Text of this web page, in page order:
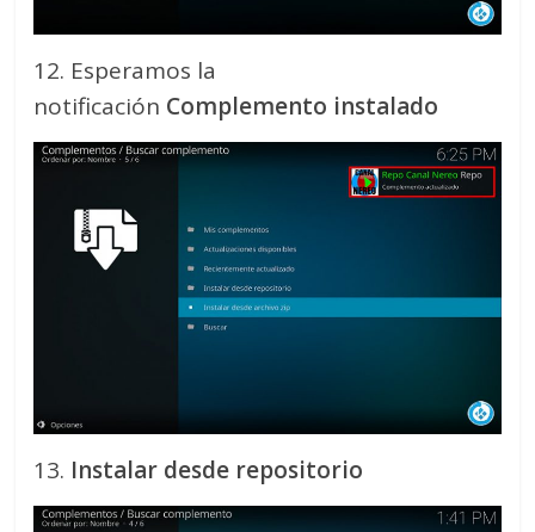
12. Esperamos la
notificación Complemento instalado
13. Instalar desde repositorio